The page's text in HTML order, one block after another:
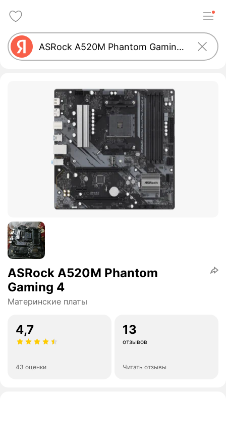
ASRock A520M Phantom
Gaming 4
Материнские платы
4,7
43 оценки
13
отзывов
Читать отзывы